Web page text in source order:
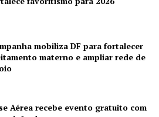
mobiliza DF para fortalecer
materno e ampliar rede de
Aérea recebe evento gratuito com